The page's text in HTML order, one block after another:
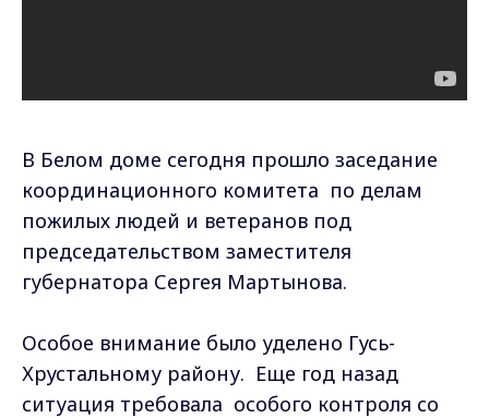
В Белом доме сегодня прошло заседание
координационного комитета по делам
пожилых людей и ветеранов под
председательством заместителя
губернатора Сергея Мартынова.
Особое внимание было уделено Гусь-
Хрустальному району. Еще год назад
ситуация требовала особого контроля со